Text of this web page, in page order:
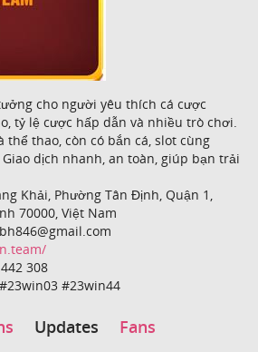
cho người yêu thích cá cược
tỷ lệ cược hấp dẫn và nhiều trò chơi.
thể thao, còn có bắn cá, slot cùng
dịch nhanh, an toàn, giúp bạn trải
Khải, Phường Tân Định, Quận 1,
70000, Việt Nam
308
#23win44
Updates Fans